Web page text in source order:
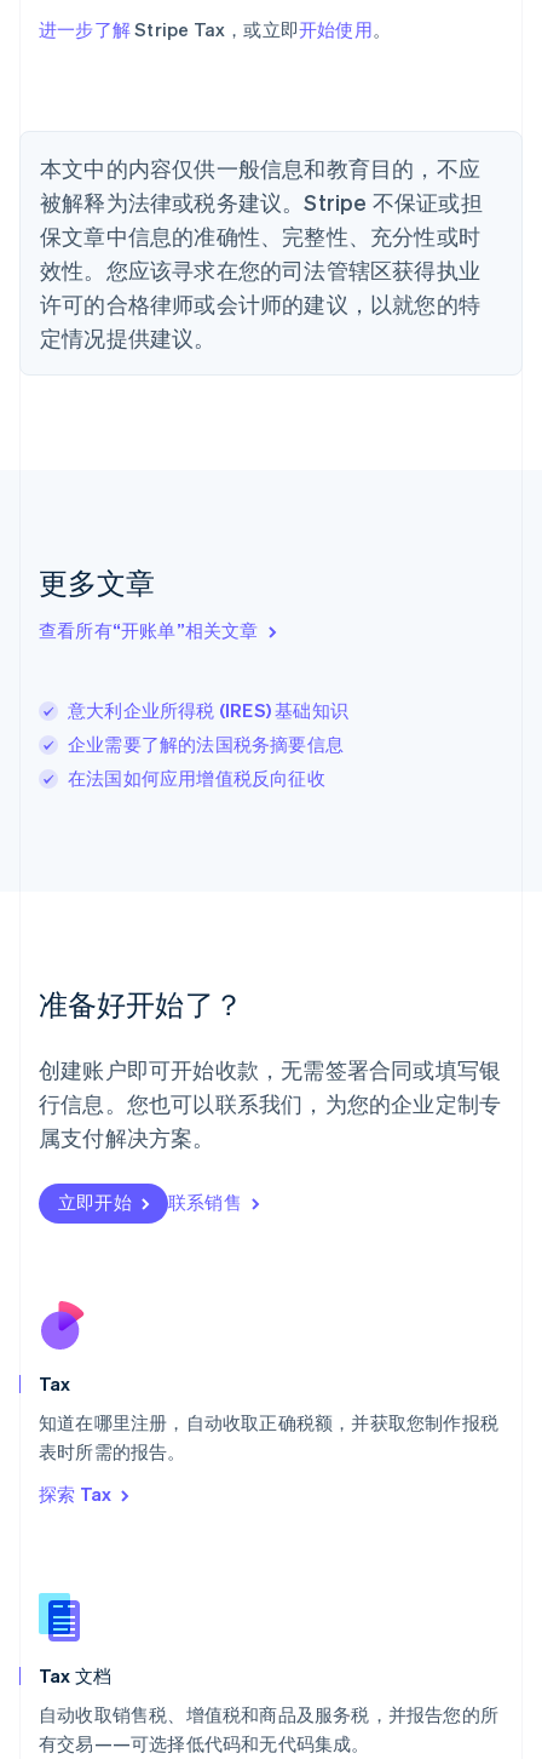
进一步了解Stripe Tax，或立即开始使用。
本文中的内容仅供一般信息和教育目的，不应
被解释为法律或税务建议。Stripe 不保证或担
保文章中信息的准确性、完整性、充分性或时
效性。您应该寻求在您的司法管辖区获得执业
许可的合格律师或会计师的建议，以就您的特
定情况提供建议。
更多文章
查看所有“开账单”相关文章
意大利企业所得税 (IRES) 基础知识
企业需要了解的法国税务摘要信息
在法国如何应用增值税反向征收
准备好开始了？
创建账户即可开始收款，无需签署合同或填写银
行信息。您也可以联系我们，为您的企业定制专
属支付解决方案。
立即开始 联系销售
Tax
知道在哪里注册，自动收取正确税额，并获取您制作报税
表时所需的报告。
探索 Tax
Tax 文档
自动收取销售税、增值税和商品及服务税，并报告您的所
有交易——可选择低代码和无代码集成。
PortuguêsEnglish
保加利亚
English
丹麦
English
德国
DeutschEnglish
法国
FrançaisEnglish
芬兰
EnglishSvenska
English Italiano
拉脱维亚
立陶宛
DeutschEnglish
卢森堡
Français DeutschEnglish
罗马尼亚
墨西哥
EspañolEnglish
English
葡萄牙
PortuguêsEnglish
日本
瑞典
Svenska English
瑞士
English
斯洛伐克
泰国
ไทยEnglish
English
English
新西兰
匈牙利
意大利
ItalianoEnglish